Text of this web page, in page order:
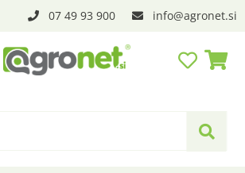
07 49 93 900 info agronet.si